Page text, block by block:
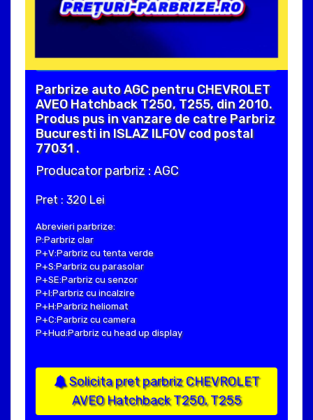
Parbrize auto AGC pentru CHEVROLET
AVEO Hatchback T250, T255, din 2010.
Produs pus in vanzare de catre Parbriz
Bucuresti in ISLAZ ILFOV cod postal
77031 .
Producator parbriz : AGC
Pret : 320 Lei
Abrevieri parbrize:
P:Parbriz clar
P+V:Parbriz cu tenta verde
P+S:Parbriz cu parasolar
P+SE:Parbriz cu senzor
P+I:Parbriz cu incalzire
P+H:Parbriz heliomat
P+C:Parbriz cu camera
P+Hud:Parbriz cu head up display
Solicita pret parbriz CHEVROLET
AVEO Hatchback T250, T255